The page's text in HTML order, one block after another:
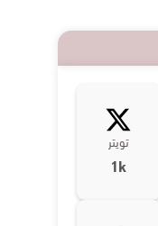
تويتر
1k